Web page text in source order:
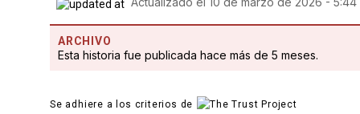
ARCHIVO
Esta historia fue publicada hace más de 5 meses.
Se adhiere a los criterios de